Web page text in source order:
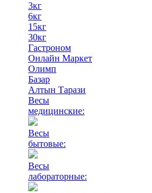
3кг
6кг
15кг
30кг
Гастроном
Онлайн Маркет
Олимп
Базар
Алтын Тарази
Весы
медицинские:
Весы
бытовые:
Весы
лабораторные: